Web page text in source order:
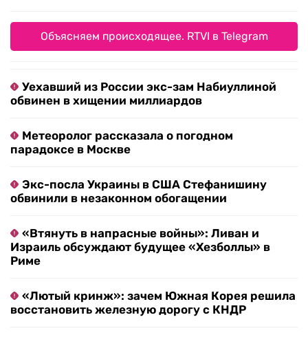
Объясняем происходящее. RTVI в Telegram
Уехавший из России экс-зам Набиуллиной
обвинен в хищении миллиардов
Метеоролог рассказала о погодном
парадоксе в Москве
Экс-посла Украины в США Стефанишину
обвинили в незаконном обогащении
«Втянуть в напрасные войны»: Ливан и
Израиль обсуждают будущее «Хезболлы» в
Риме
«Лютый кринж»: зачем Южная Корея решила
восстановить железную дорогу с КНДР